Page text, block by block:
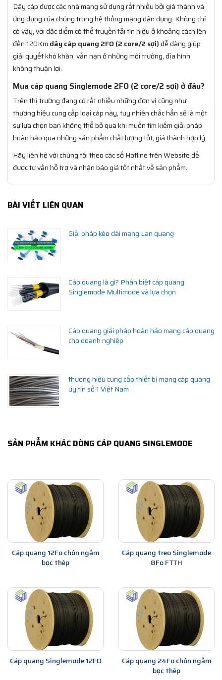
Dây cáp được các nhà mạng sử dụng rất nhiều bởi giá thành và
ứng dụng của chúng trong hệ thống mạng dân dụng. Không chỉ
có vậy, với đặc điểm có thể truyền tải tín hiệu ở khoảng cách lên
đến 120Km dây cáp quang 2FO (2 core/2 sợi)dễ dàng giúp
giải quyết khó khăn, vấn nạn ở những môi trường, địa hình
không thuận lợi.
Mua cáp quang Singlemode 2FO (2 core/2 sợi) ở đâu?
Trên thị trường đang có rất nhiều những đơn vị cũng như
thương hiệu cung cấp loại cáp này, tuy nhiên chắc hẳn sẽ là một
sự lựa chọn bạn không thể bỏ qua khi muốn tìm kiếm giải pháp
hoàn hảo qua những sản phẩm chất lượng tốt, giá thành hợp lý.
Hãy liên hệ với chúng tôi theo các số Hotline trên Website để
được tư vấn hỗ trợ và nhận báo giá tốt nhất về sản phẩm.
BÀI VIẾT LIÊN QUAN
Giải pháp kéo dài mạng Lan quang
Cáp quang là gì? Phân biệt cáp quang
Singlemode Multimode và lựa chọn
Cáp quang giải pháp hoàn hảo mạng cáp quang
cho doanh nghiệp
thương hiệu cung cấp thiết bị mạng cáp quang
uy tín số 1 Việt Nam
SẢN PHẨM KHÁC DÒNG CÁP QUANG SINGLEMODE
Cáp quang 12Fo chôn ngầm
bọc thép
Cáp quang treo Singlemode
8Fo FTTH
Cáp quang Singlemode 12FO
Cáp quang 24Fo chôn ngầm
bọc thép